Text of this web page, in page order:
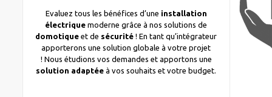
Evaluez tous les bénéfices d’une installation
électrique moderne grâce à nos solutions de
domotique et de sécurité ! En tant qu’intégrateur
apporterons une solution globale à votre projet
! Nous étudions vos demandes et apportons une
solution adaptéeà vos souhaits et votre budget.